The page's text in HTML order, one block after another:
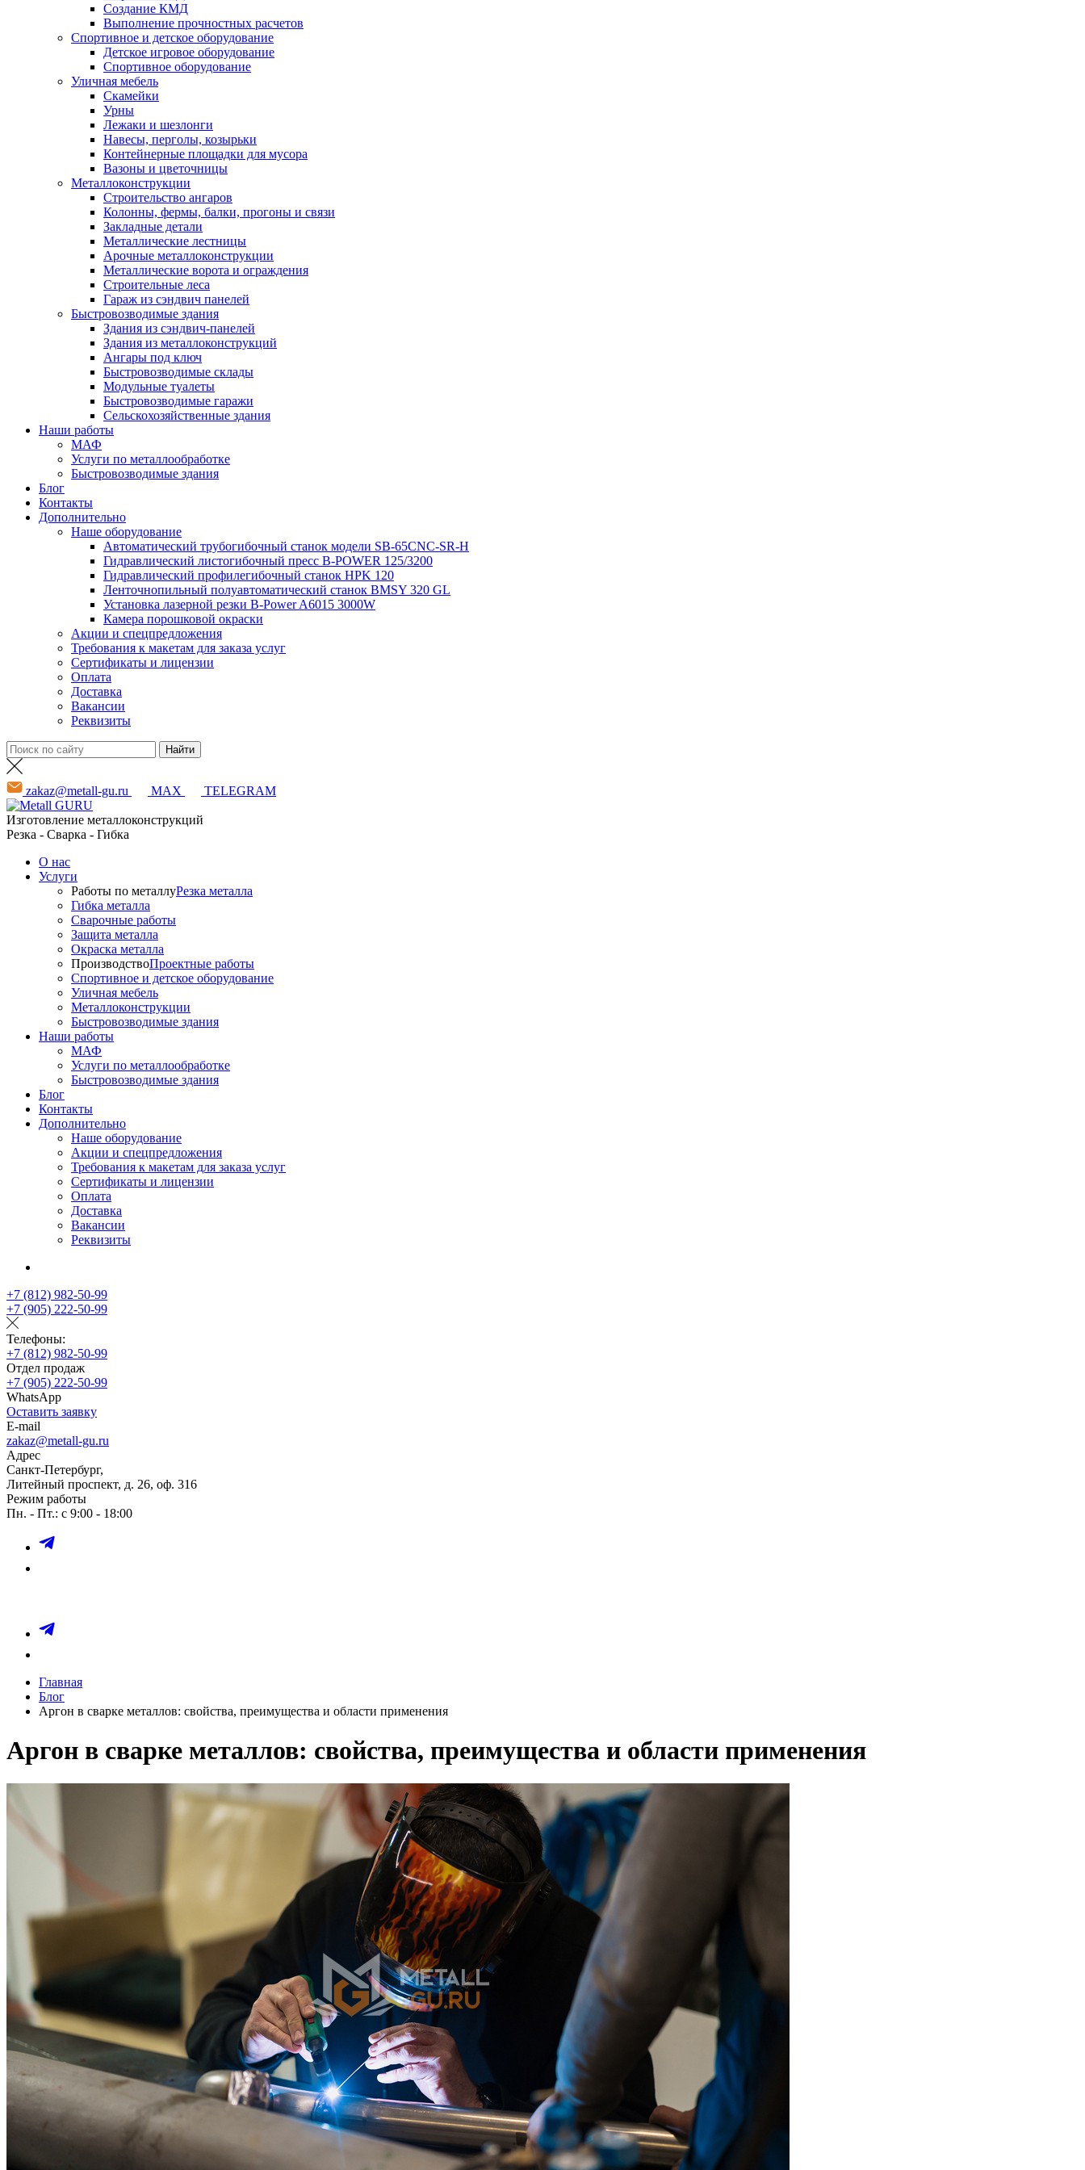
Создание КМД
Выполнение прочностных расчетов
Спортивное и детское оборудование
Детское игровое оборудование
Спортивное оборудование
Уличная мебель
Скамейки
Урны
Лежаки и шезлонги
Навесы, перголы, козырьки
Контейнерные площадки для мусора
Вазоны и цветочницы
Металлоконструкции
Строительство ангаров
Колонны, фермы, балки, прогоны и связи
Закладные детали
Металлические лестницы
Арочные металлоконструкции
Металлические ворота и ограждения
Строительные леса
Гараж из сэндвич панелей
Быстровозводимые здания
Здания из сэндвич-панелей
Здания из металлоконструкций
Ангары под ключ
Быстровозводимые склады
Модульные туалеты
Быстровозводимые гаражи
Сельскохозяйственные здания
Наши работы
МАФ
Услуги по металлообработке
Быстровозводимые здания
Блог
Контакты
Дополнительно
Наше оборудование
Автоматический трубогибочный станок модели SB-65CNC-SR-H
Гидравлический листогибочный пресс B-POWER 125/3200
Гидравлический профилегибочный станок HPK 120
Ленточнопильный полуавтоматический станок BMSY 320 GL
Установка лазерной резки B-Power A6015 3000W
Камера порошковой окраски
Акции и спецпредложения
Требования к макетам для заказа услуг
Сертификаты и лицензии
Оплата
Доставка
Вакансии
Реквизиты
zakaz@metall-gu.ru MAX TELEGRAM
Изготовление металлоконструкций
Резка - Сварка - Гибка
О нас
Услуги
Работы по металлуРезка металла
Гибка металла
Сварочные работы
Защита металла
Окраска металла
ПроизводствоПроектные работы
Спортивное и детское оборудование
Уличная мебель
Металлоконструкции
Быстровозводимые здания
Наши работы
МАФ
Услуги по металлообработке
Быстровозводимые здания
Блог
Контакты
Дополнительно
Наше оборудование
Акции и спецпредложения
Требования к макетам для заказа услуг
Сертификаты и лицензии
Оплата
Доставка
Вакансии
Реквизиты
+7 (812) 982-50-99
+7 (905) 222-50-99
Телефоны:
+7 (812) 982-50-99
Отдел продаж
+7 (905) 222-50-99
WhatsApp
Оставить заявку
E-mail
zakaz@metall-gu.ru
Адрес
Санкт-Петербург,
Литейный проспект, д. 26, оф. 316
Режим работы
Пн. - Пт.: с 9:00 - 18:00
Главная
Блог
Аргон в сварке металлов: свойства, преимущества и области применения
Аргон в сварке металлов: свойства, преимущества и области применения